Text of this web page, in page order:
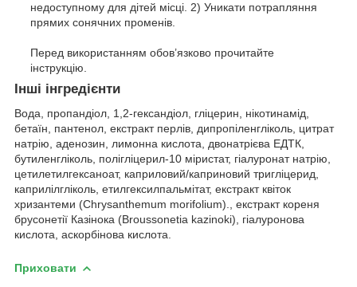
недоступному для дітей місці. 2) Уникати потрапляння
прямих сонячних променів.
Перед використанням обов’язково прочитайте
інструкцію.
Інші інгредієнти
Вода, пропандіол, 1,2-гександіол, гліцерин, нікотинамід,
бетаїн, пантенол, екстракт перлів, дипропіленгліколь, цитрат
натрію, аденозин, лимонна кислота, двонатрієва ЕДТК,
бутиленгліколь, полігліцерил-10 міристат, гіалуронат натрію,
цетилетилгексаноат, каприловий/каприновий тригліцерид,
каприлілгліколь, етилгексилпальмітат, екстракт квіток
хризантеми (Chrysanthemum morifolium)., екстракт кореня
брусонетії Казінока (Broussonetia kazinoki), гіалуронова
кислота, аскорбінова кислота.
Приховати